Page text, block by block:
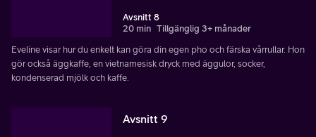
Avsnitt 8
20 min Tillgänglig 3+ månader
Eveline visar hur du enkelt kan göra din egen pho och färska vårrullar. Hon
gör också äggkaffe, en vietnamesisk dryck med äggulor, socker,
kondenserad mjölk och kaffe.
Avsnitt 9